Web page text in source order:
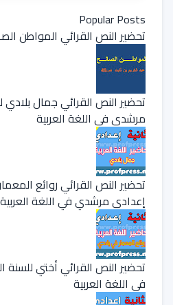
Popular Posts
تحضير النص القرائي المواطن
تحضير النص القرائي جمال بلادي
مرشدي في اللغة العربية
تحضير النص القرائي روائع
إعدادي مرشدي في اللغة العربية
تحضير النص القرائي أختي للسنة
في اللغة العربية